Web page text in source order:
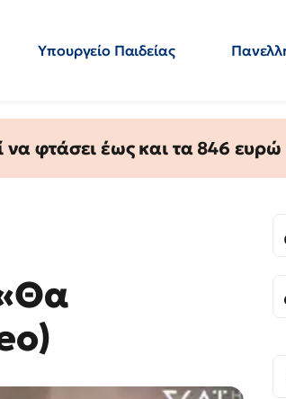
Υπουργείο Παιδείας
έως και τα 846 ευρώ –